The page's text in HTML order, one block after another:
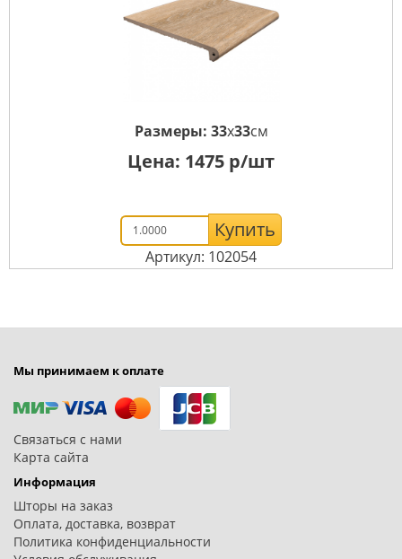
Размеры: 33x33см
Цена: 1475 р/шт
Купить
Артикул: 102054
Мы принимаем к оплате
Связаться с нами
Карта сайта
Информация
Шторы на заказ
Оплата, доставка, возврат
Политика конфиденциальности